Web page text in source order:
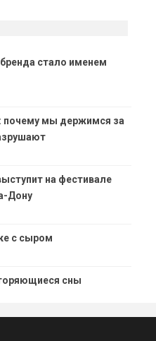
стало именем
почему мы держимся за
на фестивале
Дону
с сыром
сны